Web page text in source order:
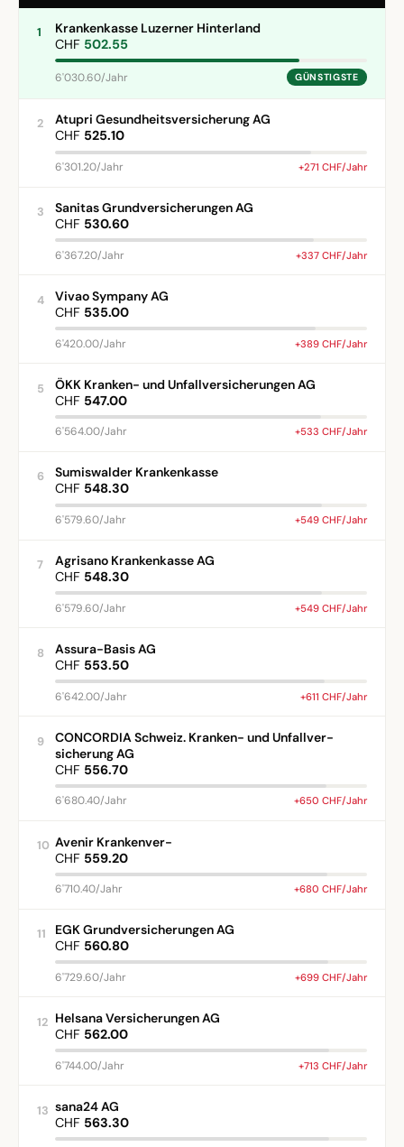
1
Krankenkasse Luzerner Hinterland
CHF 502.55
6'030.60/Jahr GÜNSTIGSTE
2
Atupri Gesundheitsversicherung AG
CHF 525.10
6'301.20/Jahr +271 CHF/Jahr
3
Sanitas Grundversicherungen AG
CHF 530.60
6'367.20/Jahr +337 CHF/Jahr
4
Vivao Sympany AG
CHF 535.00
6'420.00/Jahr +389 CHF/Jahr
5
ÖKK Kranken- und Unfallversicherungen AG
CHF 547.00
6'564.00/Jahr +533 CHF/Jahr
6
Sumiswalder Krankenkasse
CHF 548.30
6'579.60/Jahr +549 CHF/Jahr
7
Agrisano Krankenkasse AG
CHF 548.30
6'579.60/Jahr +549 CHF/Jahr
8
Assura-Basis AG
CHF 553.50
6'642.00/Jahr +611 CHF/Jahr
9
CONCORDIA Schweiz. Kranken- und Unfallver-
sicherung AG
CHF 556.70
6'680.40/Jahr +650 CHF/Jahr
10 Avenir Krankenver-
CHF 559.20
6'710.40/Jahr +680 CHF/Jahr
11
EGK Grundversicherungen AG
CHF 560.80
6'729.60/Jahr +699 CHF/Jahr
12 Helsana Versicherungen AG
CHF 562.00
6'744.00/Jahr +713 CHF/Jahr
13 sana24 AG
CHF 563.30